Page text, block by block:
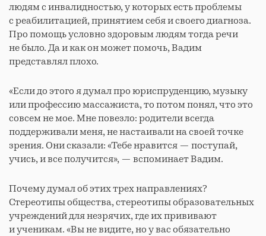
людям с инвалидностью, у которых есть проблемы
с реабилитацией, принятием себя и своего диагноза.
Про помощь условно здоровым людям тогда речи
не было. Да и как он может помочь, Вадим
представлял плохо.
«Если до этого я думал про юриспруденцию, музыку
или профессию массажиста, то потом понял, что это
совсем не мое. Мне повезло: родители всегда
поддерживали меня, не настаивали на своей точке
зрения. Они сказали: «Тебе нравится — поступай,
учись, и все получится», — вспоминает Вадим.
Почему думал об этих трех направлениях?
Стереотипы общества, стереотипы образовательных
учреждений для незрячих, где их прививают
и ученикам. «Вы не видите, но у вас обязательно